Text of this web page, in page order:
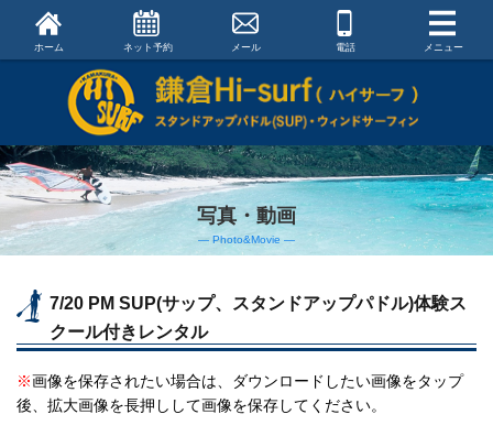
ホーム ネット予約 メール 電話 メニュー
写真・動画
― Photo&Movie ―
7/20 PM SUP(サップ、スタンドアップパドル)体験ス
クール付きレンタル
※画像を保存されたい場合は、ダウンロードしたい画像をタップ
後、拡大画像を長押しして画像を保存してください。